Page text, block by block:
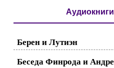
Берен и Лутиэн
Беседа Финрода и